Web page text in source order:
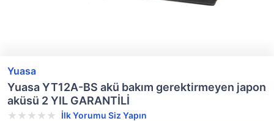
Yuasa
Yuasa YT12A-BS akü bakım gerektirmeyen japon
aküsü 2 YIL GARANTİLİ
İlk Yorumu Siz Yapın